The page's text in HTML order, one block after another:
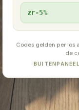
zr-5%
Codes gelden per los
de